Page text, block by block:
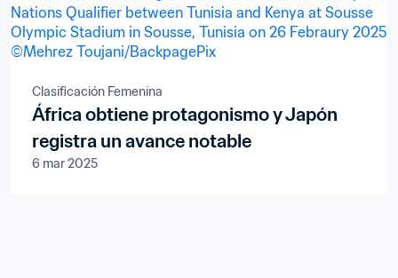
Clasificación Femenina
África obtiene protagonismo y Japón
registra un avance notable
6 mar 2025